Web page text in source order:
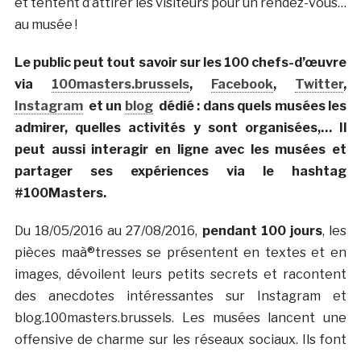
au musée !
Le public peut tout savoir sur les 100 chefs-d’œuvre
via 100masters.brussels, Facebook, Twitter,
Instagramet un blogdédié : dans quels musées les
admirer, quelles activités y sont organisées,… Il
peut aussi interagir en ligne avec les musées et
partager ses expériences via le hashtag
#100Masters.
Du 18/05/2016 au 27/08/2016, pendant 100 jours, les
pièces maà®tresses se présentent en textes et en
images, dévoilent leurs petits secrets et racontent
des anecdotes intéressantes sur Instagram et
blog.100masters.brussels. Les musées lancent une
offensive de charme sur les réseaux sociaux. Ils font